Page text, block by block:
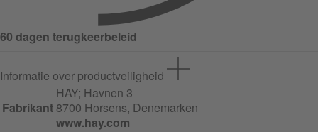
60 dagen terugkeerbeleid
Informatie over productveiligheid
Fabrikant
HAY; Havnen 3
8700 Horsens, Denemarken
www.hay.com